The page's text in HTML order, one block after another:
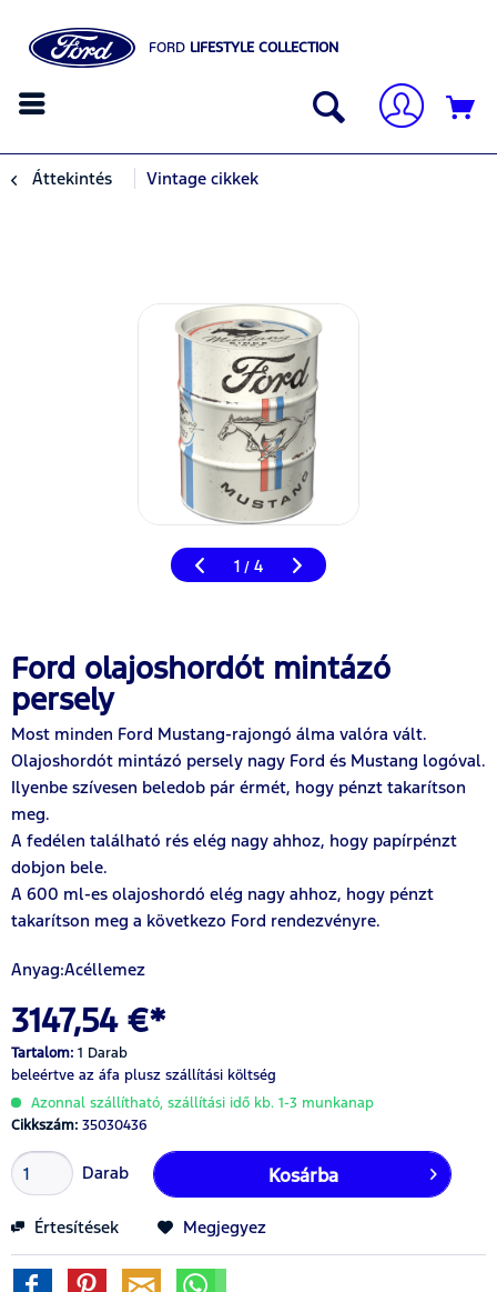
FORD LIFESTYLE COLLECTION
Áttekintés Vintage cikkek
1 / 4
Ford olajoshordót mintázó
persely
Most minden Ford Mustang-rajongó álma valóra vált.
Olajoshordót mintázó persely nagy Ford és Mustang logóval.
Ilyenbe szívesen beledob pár érmét, hogy pénzt takarítson
meg.
A fedélen található rés elég nagy ahhoz, hogy papírpénzt
dobjon bele.
A 600 ml-es olajoshordó elég nagy ahhoz, hogy pénzt
takarítson meg a következo Ford rendezvényre.
Anyag:Acéllemez
3147,54 €*
Tartalom: 1 Darab
beleértve az áfa plusz szállítási költség
Azonnal szállítható, szállítási idő kb. 1-3 munkanap
Cikkszám: 35030436
Darab Kosárba
Értesítések Megjegyez